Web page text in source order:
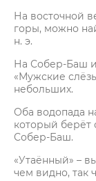
На восточной
горы, можно
н. э.
На Собер-Баш
«Мужские
небольших.
Оба водопада
который берёт
Собер-Баш.
«Утаённый» –
чем видно, так